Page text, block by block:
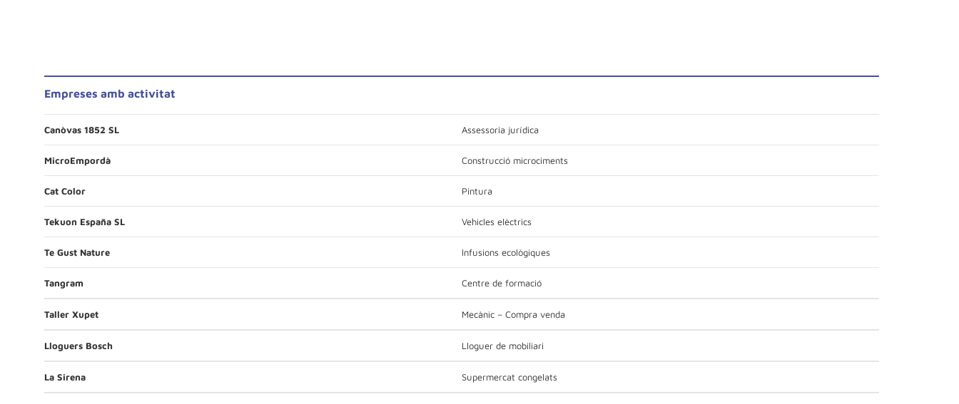
Empreses amb activitat
Canòvas 1852 SL Assessoria jurídica
MicroEmpordà Construcció microciments
Cat Color Pintura
Tekuon España SL Vehicles elèctrics
Te Gust Nature Infusions ecològiques
Tangram Centre de formació
Taller Xupet Mecànic – Compra venda
Lloguers Bosch Lloguer de mobiliari
La Sirena Supermercat congelats